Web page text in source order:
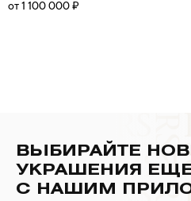
от 1 100 000 ₽
ВЫБИРАЙТЕ
УКРАШЕНИЯ
С НАШИМ